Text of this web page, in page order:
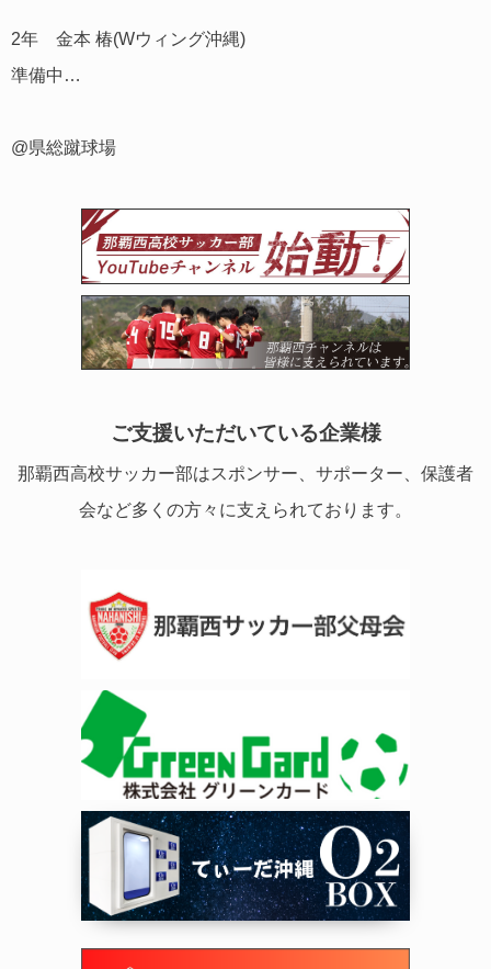
2年 金本 椿(Wウィング沖縄)
準備中…
@県総蹴球場
ご支援いただいている企業様
那覇西高校サッカー部はスポンサー、サポーター、保護者
会など多くの方々に支えられております。